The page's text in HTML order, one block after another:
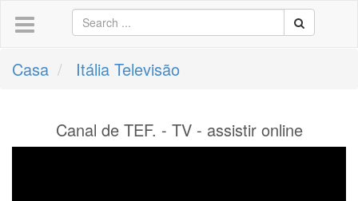
Casa Itália Televisão
Canal de TEF. - TV - assistir online